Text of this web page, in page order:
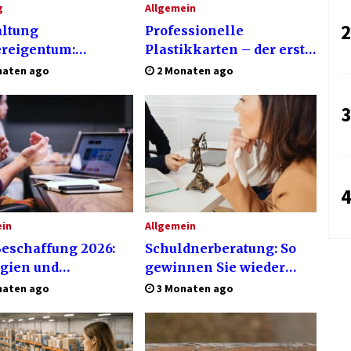
Vorteile und
Verwaltung
ago
Allgemein
Professionelle
Plastikkarten – der erste
Eindruck, der lange
2 Monaten ago
2026:
und
die den
ago
Allgemein
Schuldnerberatung: So
gewinnen Sie wieder
Kontrolle über Ihre
3 Monaten ago
2
3
4